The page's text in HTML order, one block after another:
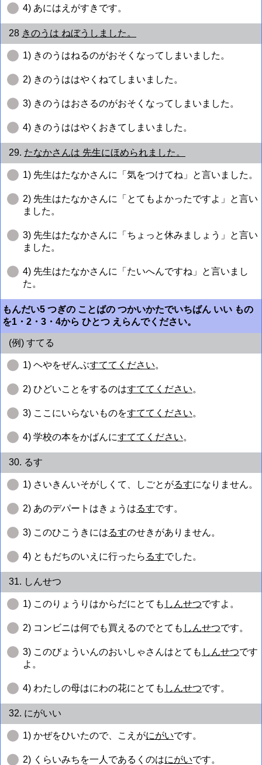
4) あにはえがすきです。
28 きのうは ねぼうしました。
1) きのうはねるのがおそくなってしまいました。
2) きのうははやくねてしまいました。
3) きのうはおさるのがおそくなってしまいました。
4) きのうははやくおきてしまいました。
29. たなかさんは 先生にほめられました。
1) 先生はたなかさんに「気をつけてね」と言いました。
2) 先生はたなかさんに「とてもよかったですよ」と言い
ました。
3) 先生はたなかさんに「ちょっと休みましょう」と言い
ました。
4) 先生はたなかさんに「たいへんですね」と言いまし
た。
もんだい5 つぎの ことばの つかいかたでいちばん いい もの
を1・2・3・4から ひとつ えらんでください。
(例) すてる
1) ヘやをぜんぶすててください。
2) ひどいことをするのはすててください。
3) ここにいらないものをすててください。
4) 学校の本をかばんにすててください。
30. るす
1) さいきんいそがしくて、しごとがるすになりません。
2) あのデパートはきょうはるすです。
3) このひこうきにはるすのせきがありません。
4) ともだちのいえに行ったら るすでした。
31. しんせつ
1) このりょうりはからだにとても しんせつですよ。
2) コンビニは何でも買えるのでとても しんせつです。
3) このびょういんのおいしゃさんはとても しんせつです
よ。
4) わたしの母はにわの花にとても しんせつです。
32. にがいい
1) かぜをひいたので、こえがにがいです。
2) くらいみちを一人であるくのはにがいです。